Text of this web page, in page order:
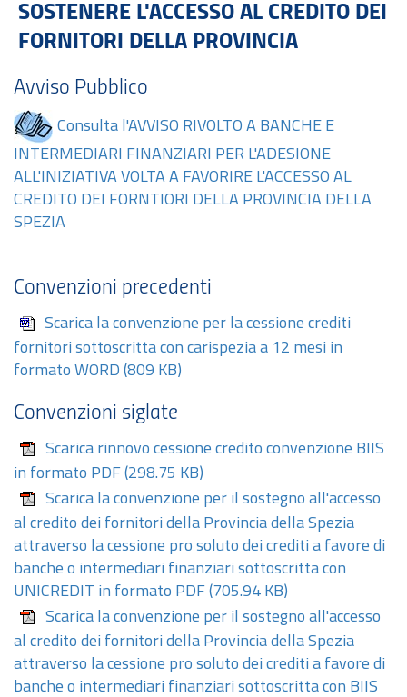
SOSTENERE L'ACCESSO AL CREDITO DEI
FORNITORI DELLA PROVINCIA
Avviso Pubblico
Consulta l'AVVISO RIVOLTO A BANCHE E
INTERMEDIARI FINANZIARI PER L'ADESIONE
ALL'INIZIATIVA VOLTA A FAVORIRE L'ACCESSO AL
CREDITO DEI FORNTIORI DELLA PROVINCIA DELLA
SPEZIA
Convenzioni precedenti
Scarica la convenzione per la cessione crediti
fornitori sottoscritta con carispezia a 12 mesi in
formato WORD (809 KB)
Convenzioni siglate
Scarica rinnovo cessione credito convenzione BIIS
in formato PDF (298.75 KB)
Scarica la convenzione per il sostegno all'accesso
al credito dei fornitori della Provincia della Spezia
attraverso la cessione pro soluto dei crediti a favore di
banche o intermediari finanziari sottoscritta con
UNICREDIT in formato PDF (705.94 KB)
Scarica la convenzione per il sostegno all'accesso
al credito dei fornitori della Provincia della Spezia
attraverso la cessione pro soluto dei crediti a favore di
banche o intermediari finanziari sottoscritta con BIIS